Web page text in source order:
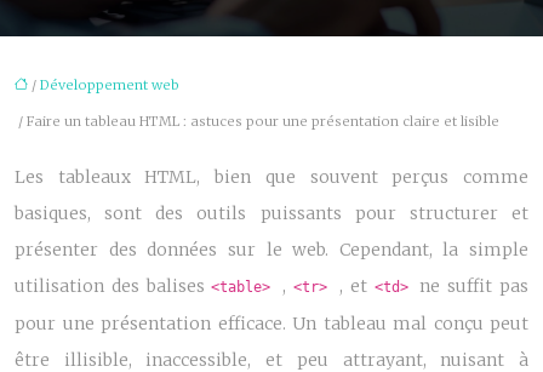
/ Développement web
/ Faire un tableau HTML : astuces pour une présentation claire et lisible
Les tableaux HTML, bien que souvent perçus comme
basiques, sont des outils puissants pour structurer et
présenter des données sur le web. Cependant, la simple
utilisation des balises<table> ,<tr> , et <td> ne suffit pas
pour une présentation efficace. Un tableau mal conçu peut
être illisible, inaccessible, et peu attrayant, nuisant à